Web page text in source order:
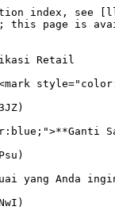
index, see
this page is
Retail
<mark
yang Anda